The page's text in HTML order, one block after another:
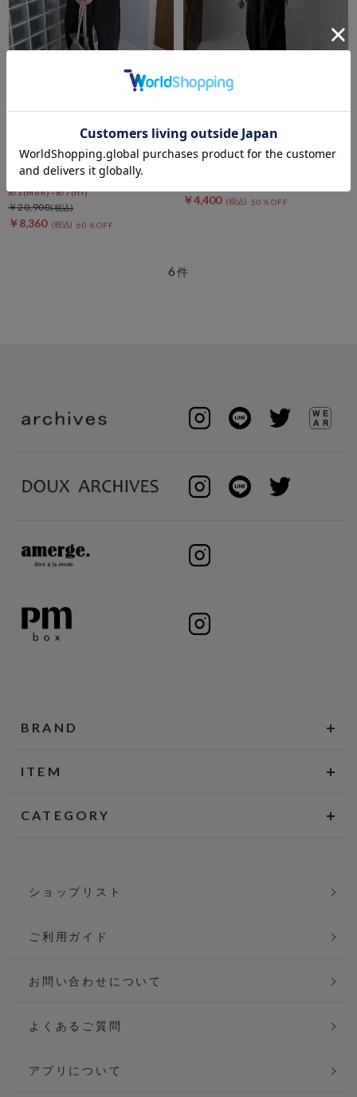
ZIPオールインワン
8/3(mon)~8/7(fri)
￥8,360 60％OFF
￥20,900
DOUX ARCHIVES
ベアトップサロペット
￥4,400 50％OFF
6件
BRAND
ITEM
CATEGORY
ショップリスト
ご利用ガイド
お問い合わせについて
よくあるご質問
アプリについて